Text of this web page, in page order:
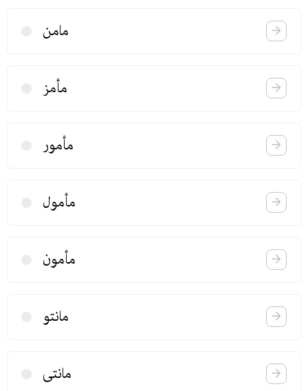
مامن
مأمز
مأمور
مأمول
مأمون
مانتو
مانتی